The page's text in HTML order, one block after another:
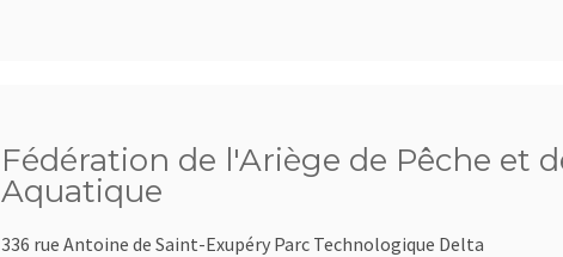
Fédération de l'Ariège de Pêche et
Aquatique
336 rue Antoine de Saint-Exupéry Parc Technologique Delta